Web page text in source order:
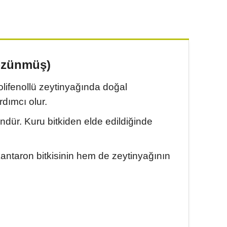
zeytinyağında doğal
olur.
Kuru bitkiden elde edildiğinde
bitkisinin hem de zeytinyağının